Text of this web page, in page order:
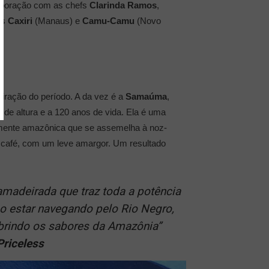
com as chefs Clarinda Ramos,
Caxiri (Manaus) e Camu-Camu (Novo
do período. A da vez é a Samaúma,
altura e a 120 anos de vida. Ela é uma
amazônica que se assemelha à noz-
com um leve amargor. Um resultado
que traz toda a potência
estar navegando pelo Rio Negro,
os sabores da Amazônia”